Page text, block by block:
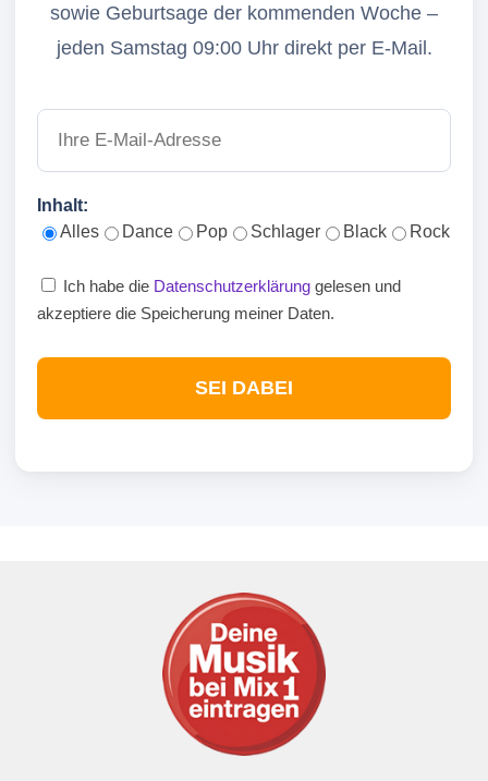
sowie Geburtsage der kommenden Woche –
jeden Samstag 09:00 Uhr direkt per E-Mail.
Inhalt:
Alles
Dance Pop Schlager Black Rock
Ich habe die Datenschutzerklärung gelesen und
akzeptiere die Speicherung meiner Daten.
SEI DABEI